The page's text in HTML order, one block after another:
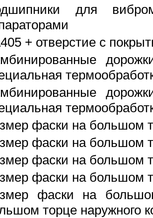
для
+ отверстие с
фаски на большом
фаски на большом
фаски на большом
фаски на большом
фаски на
торце наружного